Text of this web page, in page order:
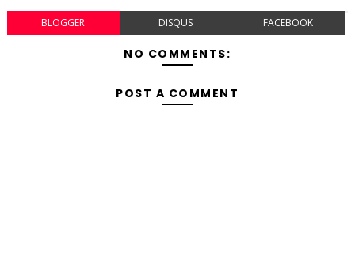
BLOGGER DISQUS FACEBOOK
NO COMMENTS:
POST A COMMENT